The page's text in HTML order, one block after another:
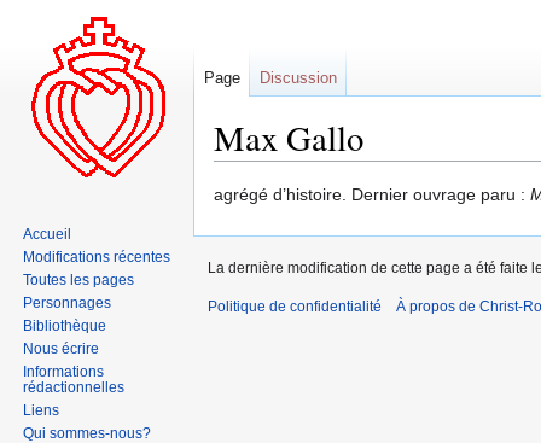
Max Gallo
Aller
navigation
Aller
recherche
agrégé d’histoire. Dernier ouvrage paru :
Page Discussion
Accueil
Modifications récentes
Toutes les pages
Personnages
Bibliothèque
Nous écrire
Informations
rédactionnelles
Liens
Qui sommes-nous?
La dernière modification de cette page a été faite
Politique de confidentialité À propos de Christ-